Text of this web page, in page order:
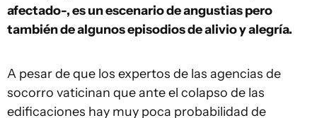
afectado-, es un escenario de angustias pero
también de algunos episodios de alivio y alegría.
A pesar de que los expertos de las agencias de
socorro vaticinan que ante el colapso de las
edificaciones hay muy poca probabilidad de